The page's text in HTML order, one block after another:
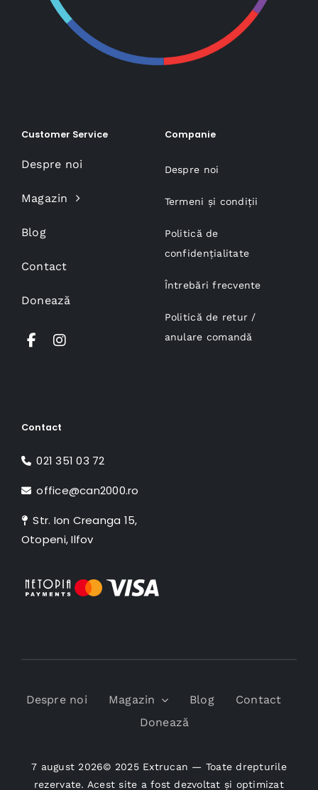
Customer Service
Despre noi
Magazin
Blog
Contact
Donează
Companie
Despre noi
Termeni și condiții
Politică de
confidențialitate
Întrebări frecvente
Politică de retur /
anulare comandă
Contact
021 351 03 72
office@can2000.ro
Str. Ion Creanga 15,
Otopeni, Ilfov
Despre noi Magazin Blog
Contact
Donează
7 august 2026© 2025 Extrucan — Toate drepturile
rezervate. Acest site a fost dezvoltat și optimizat